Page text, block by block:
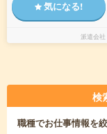
気になる!
派遣会社
検
職種でお仕事情報を